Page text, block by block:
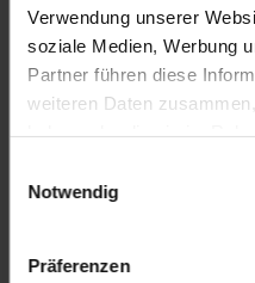
Verwendung unserer
soziale Medien, Werbung
Partner führen diese
weiteren Daten
Notwendig
Präferenzen